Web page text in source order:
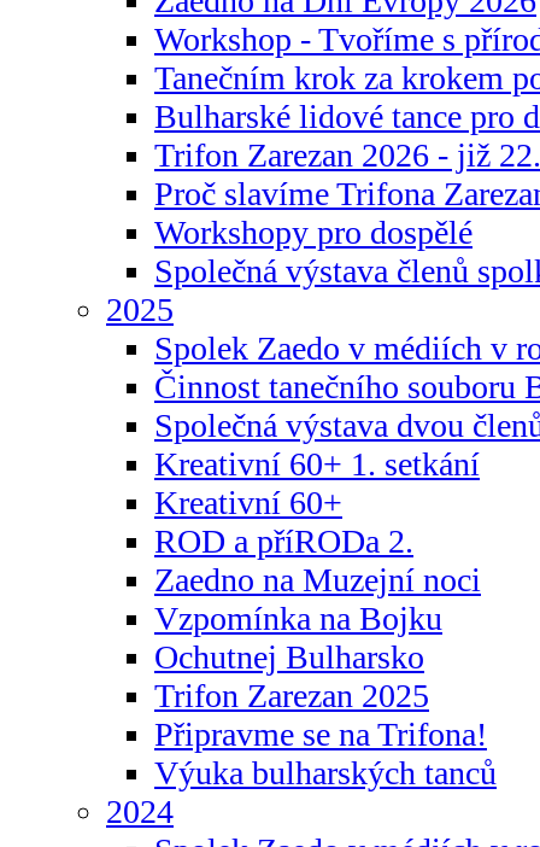
Workshop - Tvoříme s
Tanečním krok za krokem
Bulharské lidové tance pro
Trifon Zarezan 2026 - již
Proč slavíme Trifona
Workshopy pro dospělé
Společná výstava členů
2025
Spolek Zaedo v médiích v
Činnost tanečního souboru
Společná výstava dvou
Kreativní 60+ 1. setkání
Kreativní 60+
ROD a příRODa 2.
Zaedno na Muzejní noci
Vzpomínka na Bojku
Ochutnej Bulharsko
Trifon Zarezan 2025
Připravme se na Trifona!
Výuka bulharských tanců
2024